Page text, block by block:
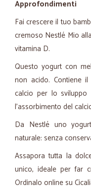
Approfondimenti
Fai crescere il tuo
cremoso Nestlé Mio
vitamina D.
Questo yogurt con
non acido. Contiene
calcio per lo
l’assorbimento del
Da Nestlé uno
naturale: senza
Assapora tutta la
unico, ideale per far
Ordinalo online su